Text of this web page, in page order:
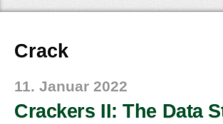
Crack
11. Januar 2022
Crackers II: The Data